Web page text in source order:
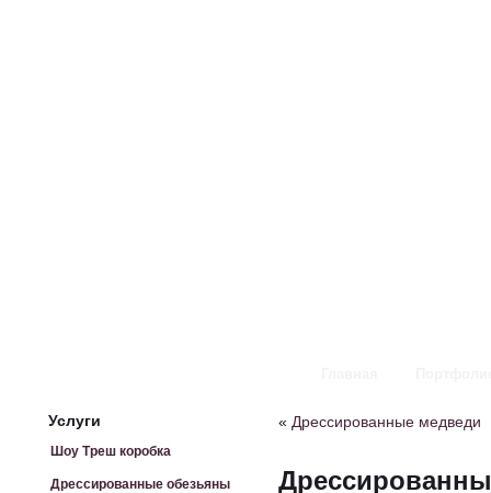
Услуги
Шоу Треш коробка
Дрессированные обезьяны
« Дрессированные медведи